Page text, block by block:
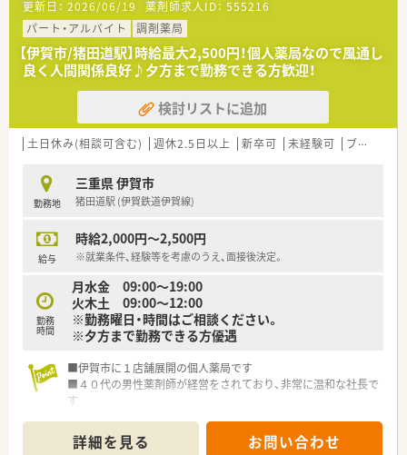
更新日： 2026/06/19 薬剤師求人ID： 555216
パート・アルバイト
調剤薬局
【伊賀市/猪田道駅】時給最大2,500円！個人薬局なので風通し
良く人間関係良好♪夕方まで勤務できる方歓迎！
検討リストに追加
土日休み(相談可含む) 週休2.5日以上 新卒可 未経験可 ブランク可
勤務地
三重県 伊賀市
猪田道駅 (伊賀鉄道伊賀線)
給与
時給2,000円～2,500円
※就業条件、経験等を考慮のうえ、面接後決定。
勤務
時間
月水金 09:00〜19:00
火木土 09:00〜12:00
※勤務曜日・時間はご相談ください。
※夕方まで勤務できる方優遇
■伊賀市に１店舗展開の個人薬局です
■４０代の男性薬剤師が経営をされており、非常に温和な社長で
す
た薬局です
詳細を見る お問い合わせ